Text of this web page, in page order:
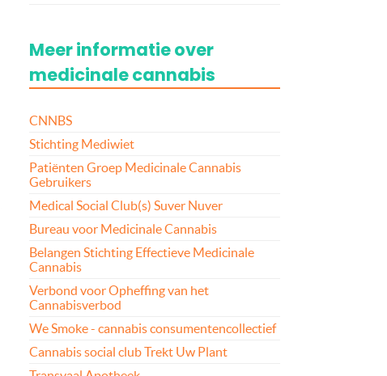
Meer informatie over
medicinale cannabis
CNNBS
Stichting Mediwiet
Patiënten Groep Medicinale Cannabis
Gebruikers
Medical Social Club(s) Suver Nuver
Bureau voor Medicinale Cannabis
Belangen Stichting Effectieve Medicinale
Cannabis
Verbond voor Opheffing van het
Cannabisverbod
We Smoke - cannabis consumentencollectief
Cannabis social club Trekt Uw Plant